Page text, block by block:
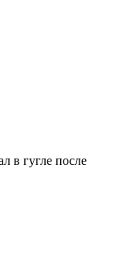
в гугле после